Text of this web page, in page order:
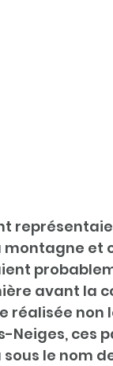
montagne
avant la
non
Neiges, ces
le nom